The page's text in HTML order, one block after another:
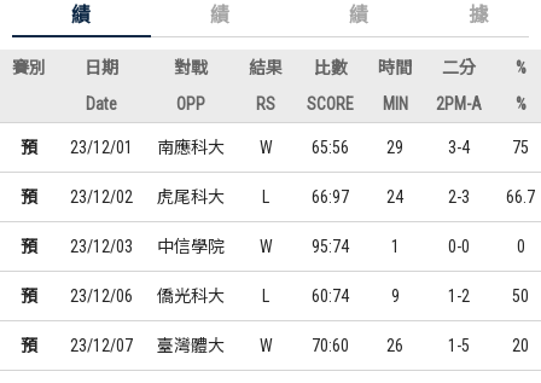
績
績
績
據
賽別 日期 對戰 結果 比數 時間 二分
%
Date
OPP RS SCORE MIN 2PM-A %
預 23/12/01 南應科大 W 65:56 29 3-4 75
預 23/12/02 虎尾科大 66:97 24 2-3 66.7
預 23/12/03 中信學院 W 95:74 1 0-0 0
預 23/12/06 僑光科大 60:74 9 1-2 50
預 23/12/07 臺灣體大 W 70:60 26 1-5 20